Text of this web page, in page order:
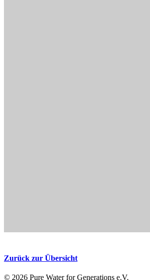
Zurück zur Übersicht
© 2026 Pure Water for Generations e.V.